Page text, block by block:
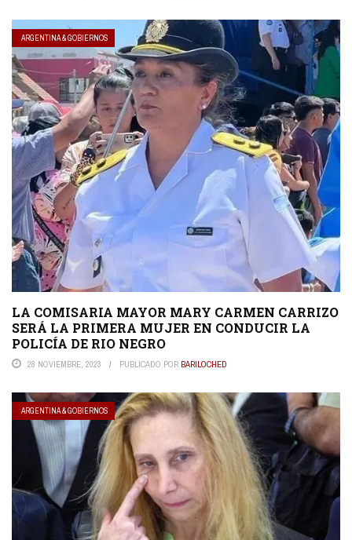
ARGENTINA & GOBIERNOS
LA COMISARIA MAYOR MARY CARMEN CARRIZO
SERÁ LA PRIMERA MUJER EN CONDUCIR LA
POLICÍA DE RIO NEGRO
28 NOVIEMBRE, 2023 PUBLICADO POR BARILOCHED
ARGENTINA & GOBIERNOS